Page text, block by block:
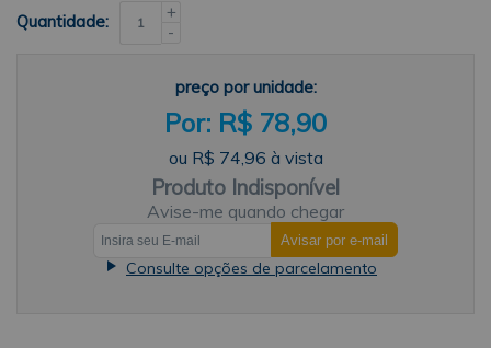
rasgar ou danificar o material, proporcionando um
acabamento profissional impecável em cada corte. Cabo
em borracha macia e antiderrapante, que oferece conforto
e segurança durante o uso, mesmo por longos períodos. O
design ergonômico se adapta à mão de forma natural,
reduzindo o cansaço e prevenindo lesões por esforço
repetitivo.Aplicações: Corte de tecidos em geral: algodão,
lã, seda, linho, jeans, etc. Confecção de roupas, cortinas,
toalhas de mesa, lençóis e outros itens têxteis. Diferenciais:
Maior durabilidade: Fabricada com materiais de alta
qualidade, a Tesoura Profissional Alfaiate Cabo
Emborrachado 9 Sanding oferece maior durabilidade,
Quantidade:
+
-
preço por unidade:
R$ 78,90
ou R$ 74,96 à vista
Produto Indisponível
Avise-me quando chegar
Consulte opções de parcelamento